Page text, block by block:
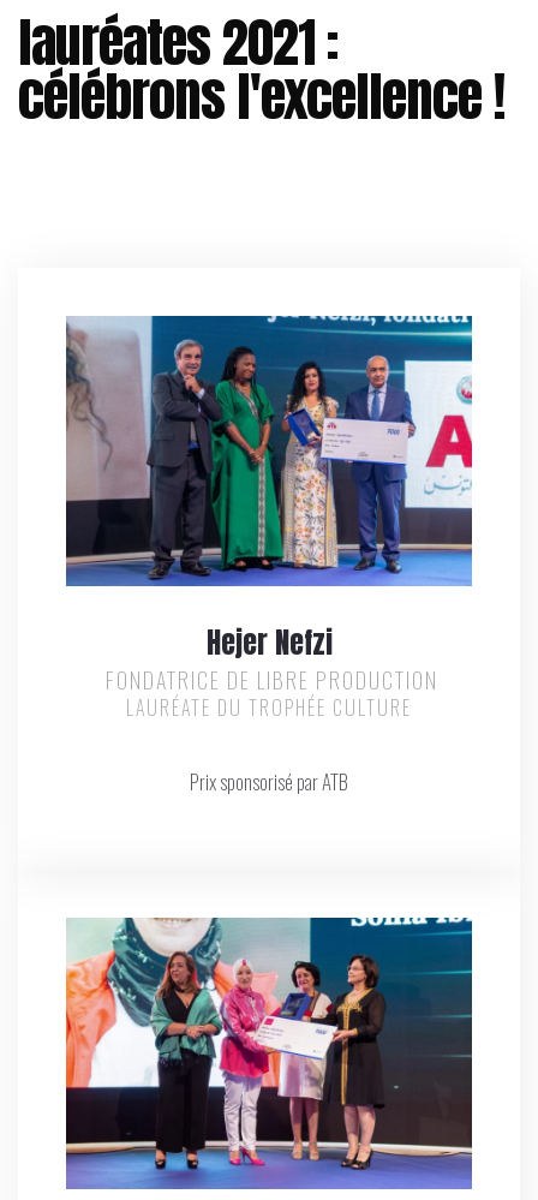
lauréates 2021 :
célébrons l'excellence !
Hejer Nefzi
FONDATRICE DE LIBRE PRODUCTION
LAURÉATE DU TROPHÉE CULTURE
Prix sponsorisé par ATB